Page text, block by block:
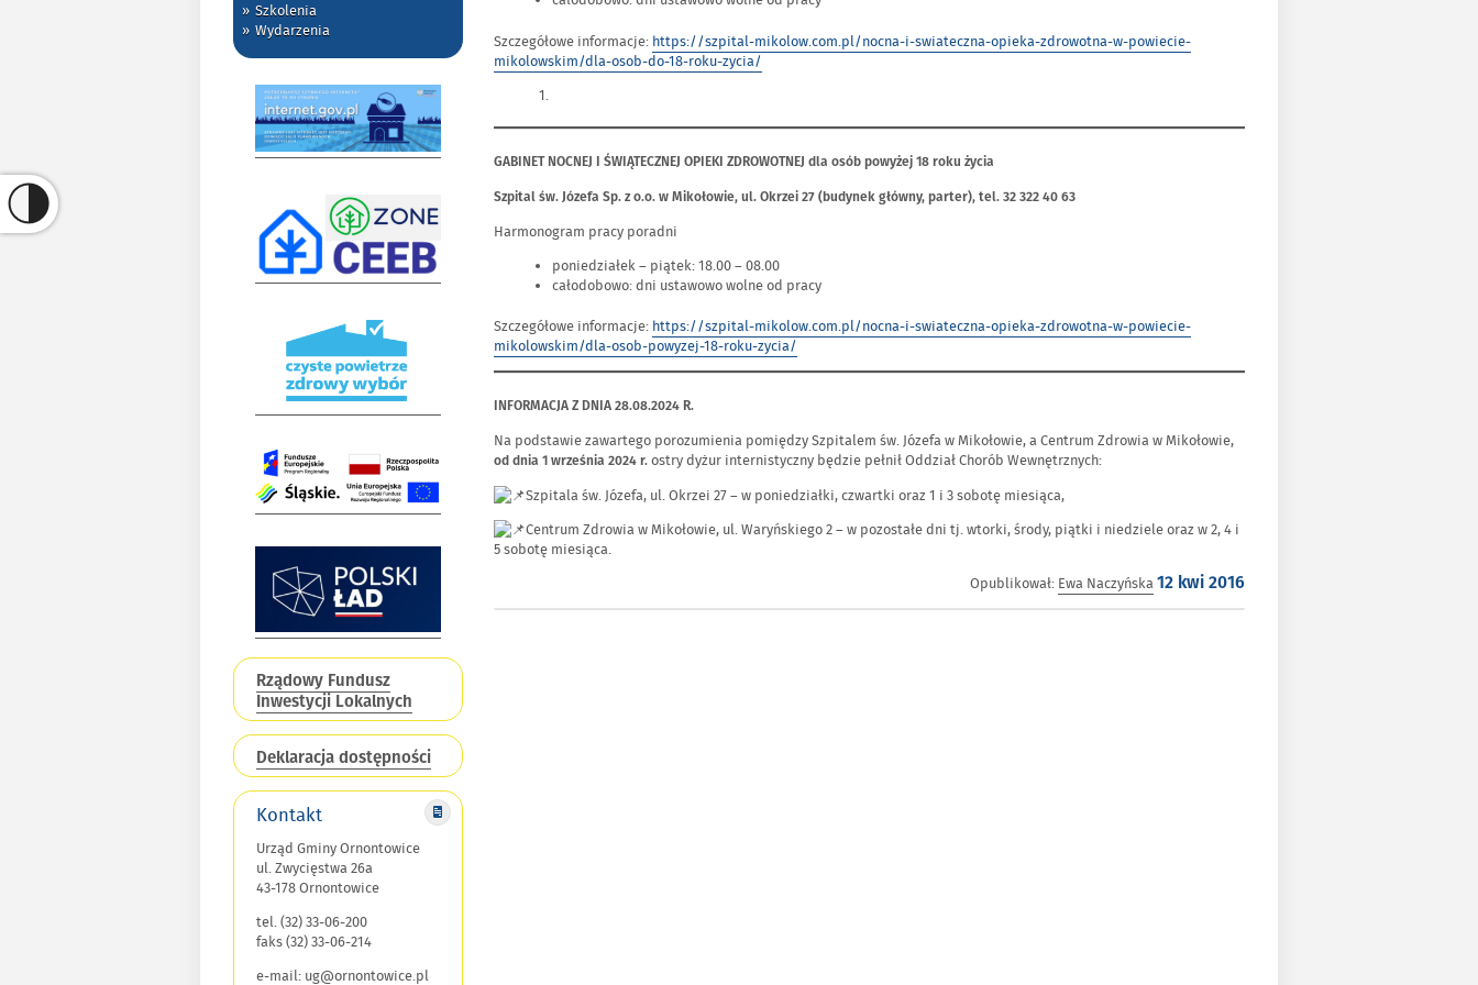
Szkolenia
Wydarzenia
Rządowy Fundusz
Inwestycji Lokalnych
Deklaracja dostępności
Kontakt
Urząd Gminy Ornontowice
ul. Zwycięstwa 26a
43-178 Ornontowice
tel. (32) 33-06-200
faks (32) 33-06-214
e-mail: ug@ornontowice.pl
Szczegółowe informacje: https://szpital-mikolow.com.pl/nocna-i-swiateczna-opieka-zdrowotna-w-powiecie-
mikolowskim/dla-osob-do-18-roku-zycia/
GABINET NOCNEJ I ŚWIĄTECZNEJ OPIEKI ZDROWOTNEJ dla osób powyżej 18 roku życia
Szpital św. Józefa Sp. z o.o. w Mikołowie, ul. Okrzei 27 (budynek główny, parter), tel. 32 322 40 63
Harmonogram pracy poradni
poniedziałek – piątek: 18.00 – 08.00
całodobowo: dni ustawowo wolne od pracy
Szczegółowe informacje: https://szpital-mikolow.com.pl/nocna-i-swiateczna-opieka-zdrowotna-w-powiecie-
mikolowskim/dla-osob-powyzej-18-roku-zycia/
INFORMACJA Z DNIA 28.08.2024 R.
Na podstawie zawartego porozumienia pomiędzy Szpitalem św. Józefa w Mikołowie, a Centrum Zdrowia w Mikołowie,
od dnia 1 września 2024 r. ostry dyżur internistyczny będzie pełnił Oddział Chorób Wewnętrznych:
Szpitala św. Józefa, ul. Okrzei 27 – w poniedziałki, czwartki oraz 1 i 3 sobotę miesiąca,
Centrum Zdrowia w Mikołowie, ul. Waryńskiego 2 – w pozostałe dni tj. wtorki, środy, piątki i niedziele oraz w 2, 4 i
5 sobotę miesiąca.
Opublikował: Ewa NaczyńskaOpublikowano
12 kwi 2016